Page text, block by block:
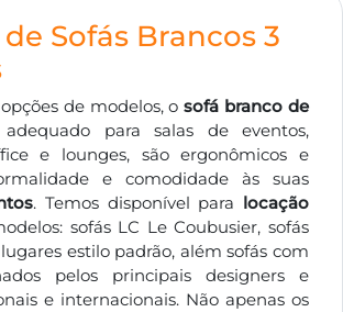
Sofás Brancos 3
de modelos, osofá branco de
para salas de eventos,
e lounges, são ergonômicos e
e comodidade às suas
. Temos disponível para locação
sofás LC Le Coubusier, sofás
lugares estilo padrão, além sofás com
pelos principais designers e
e internacionais. Não apenas os